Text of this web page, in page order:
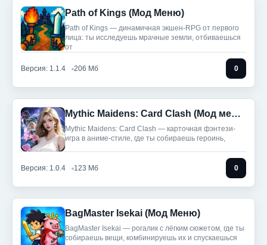
Path of Kings (Мод Меню)
Path of Kings — динамичная экшен-RPG от первого
лица: ты исследуешь мрачные земли, отбиваешься
от
Версия: 1.1.4 206 Мб 0
Mythic Maidens: Card Clash (Мод меню)
Mythic Maidens: Card Clash — карточная фэнтези-
игра в аниме-стиле, где ты собираешь героинь,
Версия: 1.0.4 123 Мб 0
BagMaster Isekai (Мод Меню)
BagMaster Isekai — рогалик с лёгким сюжетом, где ты
собираешь вещи, комбинируешь их и спускаешься